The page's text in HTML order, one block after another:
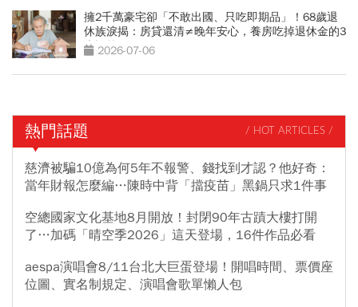
擁2千萬豪宅卻「不敢出國、只吃即期品」！68歲退
休族淚揭：房貸還清≠晚年安心，養房吃掉退休金的3
大誤算
2026-07-06
熱門話題 / HOT ARTICLES /
慈濟被騙10億為何5年不報警、錢找到才認？他好奇：
當年財報怎麼編…陳時中背「擋疫苗」黑鍋只求1件事
空總國家文化基地8月開放！封閉90年古蹟大樓打開
了…加碼「晴空季2026」這天登場，16件作品必看
aespa演唱會8/11台北大巨蛋登場！開唱時間、票價座
位圖、實名制規定、演唱會歌單懶人包